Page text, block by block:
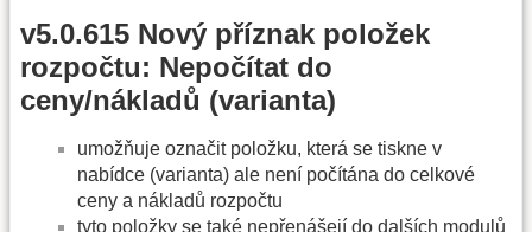
v5.0.615 Nový příznak položek
rozpočtu: Nepočítat do
ceny/nákladů (varianta)
umožňuje označit položku, která se tiskne v
nabídce (varianta) ale není počítána do celkové
ceny a nákladů rozpočtu
tyto položky se také nepřenášejí do dalších modulů